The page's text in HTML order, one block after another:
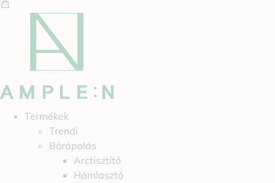
Termékek
Trendi
Bőrápolás
Arctisztító
Hámlasztó